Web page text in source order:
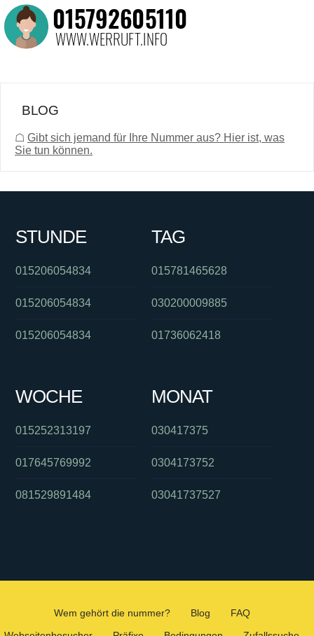
BLOG
☖ Gibt sich jemand für Ihre Nummer aus? Hier ist, was
Sie tun können.
STUNDE
015206054834
015206054834
015206054834
TAG
015781465628
030200009885
01736062418
WOCHE
015252313197
017645769992
081529891484
MONAT
030417375
0304173752
03041737527
Wem gehört die nummer? Blog
FAQ